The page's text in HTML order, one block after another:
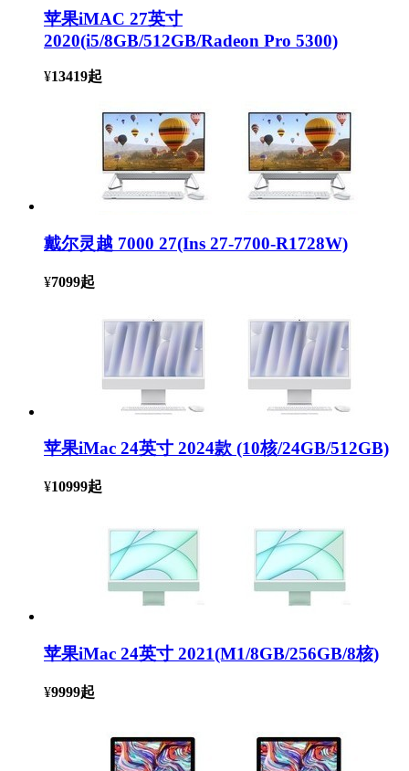
苹果iMAC 27英寸
2020(i5/8GB/512GB/Radeon Pro 5300)
¥13419起
戴尔灵越 7000 27(Ins 27-7700-R1728W)
¥7099起
苹果iMac 24英寸 2024款 (10核/24GB/512GB)
¥10999起
苹果iMac 24英寸 2021(M1/8GB/256GB/8核)
¥9999起